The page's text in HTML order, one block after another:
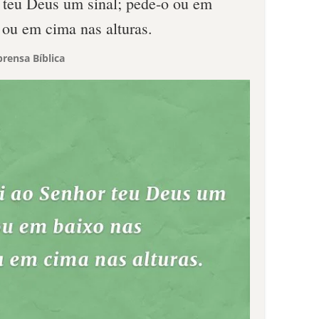
em cima nas alturas.
Bíblica